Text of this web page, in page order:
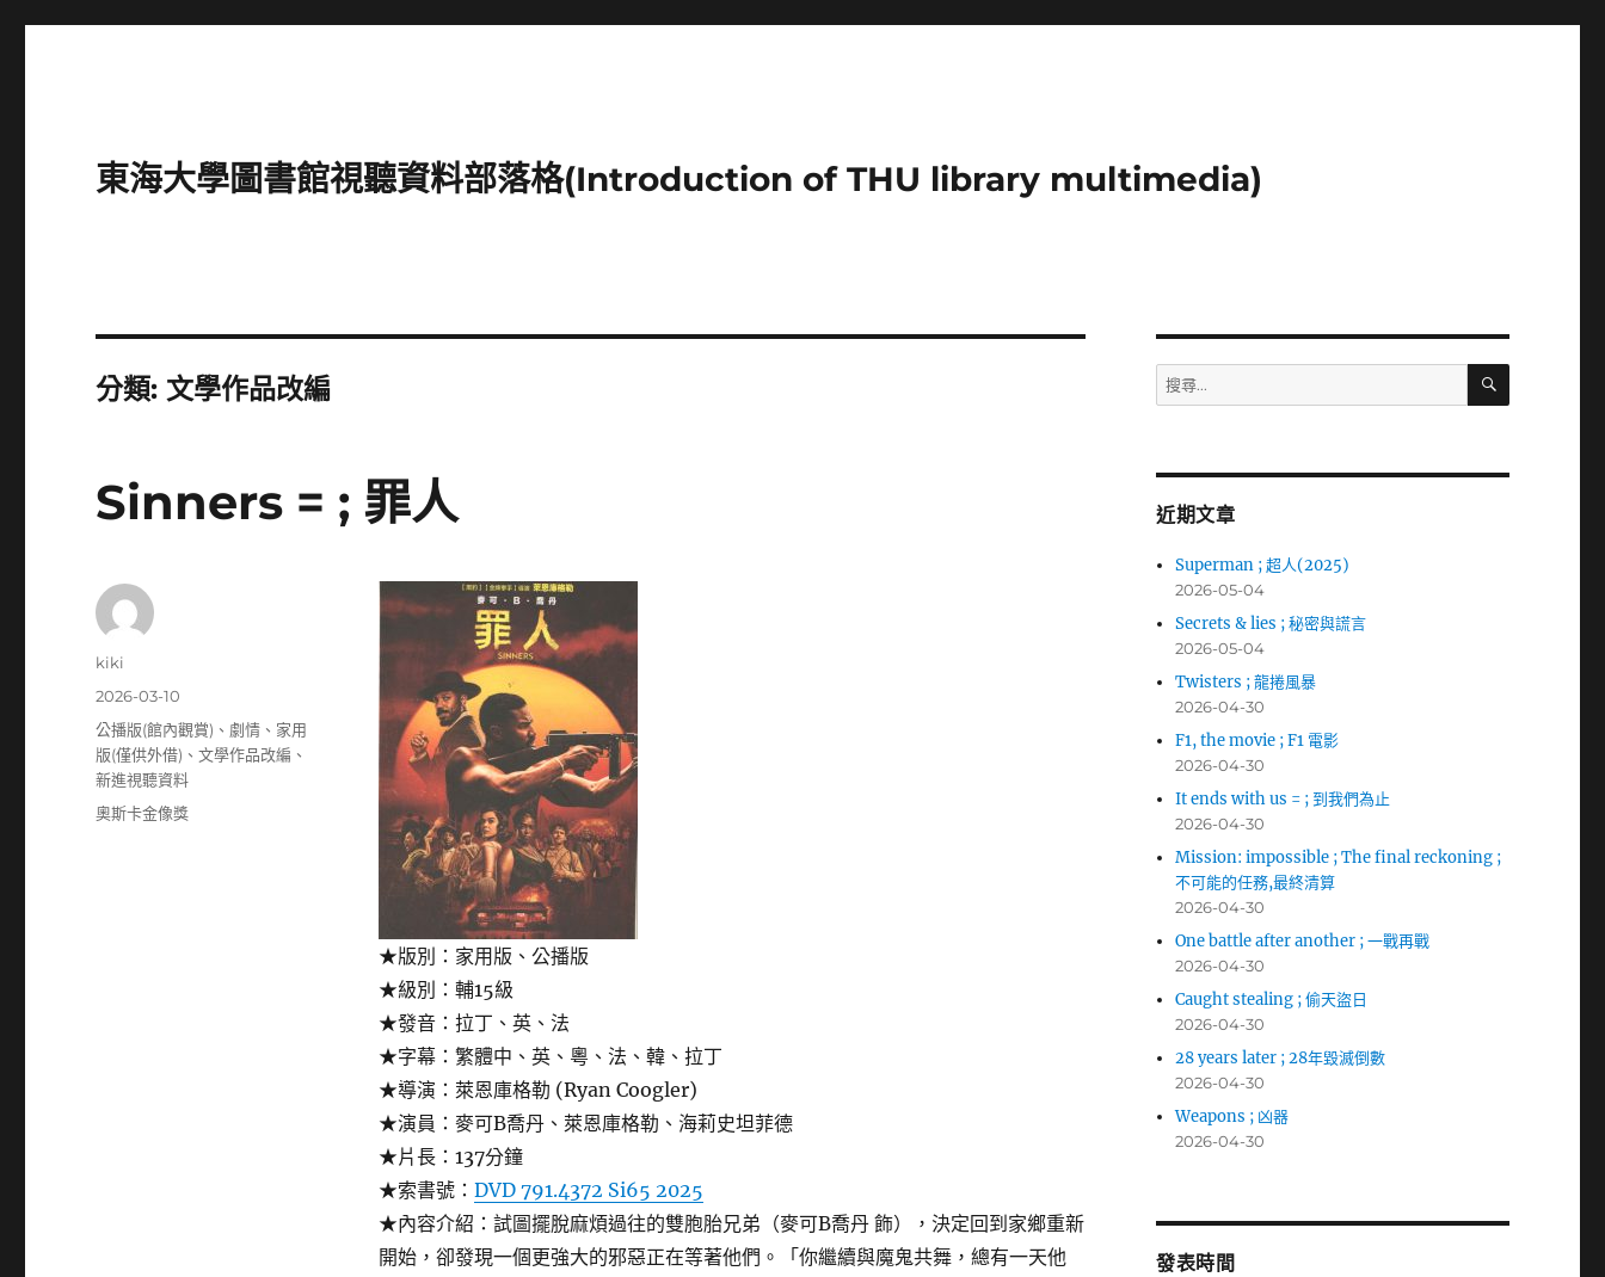
東海大學圖書館視聽資料部落格(Introduction of THU library multimedia)
分類: 文學作品改編
Sinners = ; 罪人
★版別：家用版、公播版
★級別：輔15級
★發音：拉丁、英、法
★字幕：繁體中、英、粵、法、韓、拉丁
★導演：萊恩庫格勒 (Ryan Coogler)
★演員：麥可B喬丹、萊恩庫格勒、海莉史坦菲德
★片長：137分鐘
★索書號： DVD 791.4372 Si65 2025
★內容介紹：試圖擺脫麻煩過往的雙胞胎兄弟（麥可B喬丹 飾），決定回到家鄉重新
開始，卻發現一個更強大的邪惡正在等著他們。「你繼續與魔鬼共舞，總有一天他
作
kiki
發
佈
日
期:
2026-03-10
分
類
公播版(館內觀賞) 、 劇情 、 家用
版(僅供外借) 、文學作品改編 、
新進視聽資料
標
奧斯卡金像獎
搜
尋
字:
搜
近期文章
Superman ; 超人(2025)
2026-05-04
Secrets & lies ; 秘密與謊言
2026-05-04
Twisters ; 龍捲風暴
2026-04-30
F1, the movie ; F1 電影
2026-04-30
It ends with us = ; 到我們為止
2026-04-30
Mission: impossible ; The final reckoning ;
不可能的任務,最終清算
2026-04-30
One battle after another ; 一戰再戰
2026-04-30
Caught stealing ; 偷天盜日
2026-04-30
28 years later ; 28年毀滅倒數
2026-04-30
Weapons ; 凶器
2026-04-30
發表時間